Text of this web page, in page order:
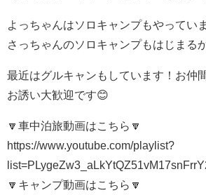
よっちゃんはソロキャンプもやってい
さっちゃんのソロキャンプもはじまる
最近はグルキャンもしています！お仲
お誘い大歓迎です😊
🔽車中泊旅動画はこちら🔽
https://www.youtube.com/playlist?
🔽キャンプ動画はこちら🔽